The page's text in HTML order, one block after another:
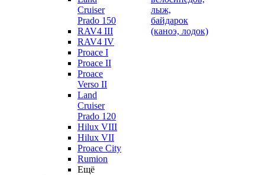
Cruiser
Prado 150
RAV4 III
RAV4 IV
Proace I
Proace II
Proace
Verso II
Land
Cruiser
Prado 120
Hilux VIII
Hilux VII
Proace City
Rumion
Ещё
лыж,
байдарок
(каноэ, лодок)